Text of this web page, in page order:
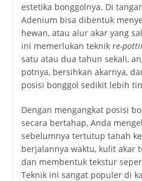
estetika bonggolnya. Di
Adenium bisa dibentuk
hewan, atau alur akar yang
ini memerlukan teknik re-
satu atau dua tahun sekali,
potnya, bersihkan akarnya,
posisi bonggol sedikit lebih
Dengan mengangkat posisi
secara bertahap, Anda
sebelumnya tertutup tanah
berjalannya waktu, kulit akar
dan membentuk tekstur
Teknik ini sangat populer di